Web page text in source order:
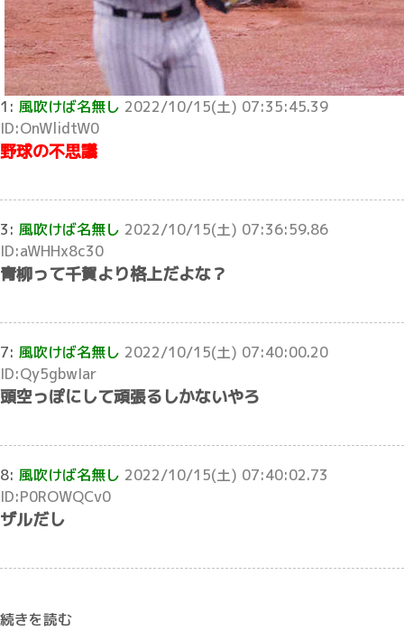
1: 風吹けば名無し 2022/10/15(土) 07:35:45.39
ID:OnWlidtW0
野球の不思議
3: 風吹けば名無し 2022/10/15(土) 07:36:59.86
ID:aWHHx8c30
青柳って千賀より格上だよな？
7: 風吹けば名無し 2022/10/15(土) 07:40:00.20
ID:Qy5gbwIar
頭空っぽにして頑張るしかないやろ
8: 風吹けば名無し 2022/10/15(土) 07:40:02.73
ID:P0ROWQCv0
ザルだし
続きを読む